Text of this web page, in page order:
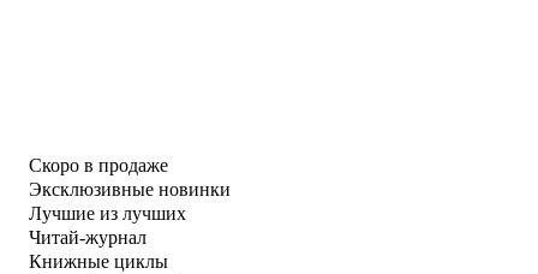
Скоро в продаже
Эксклюзивные новинки
Лучшие из лучших
Читай-журнал
Книжные циклы